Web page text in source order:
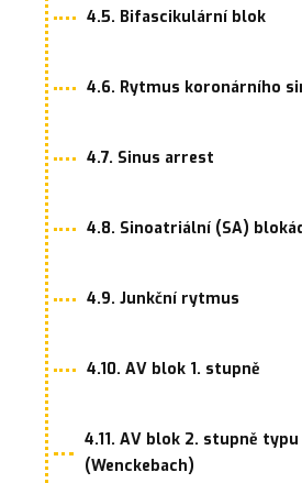
4.5. Bifascikulární blok
4.6. Rytmus koronárního
4.7. Sinus arrest
4.8. Sinoatriální (SA)
4.9. Junkční rytmus
4.10. AV blok 1. stupně
4.11. AV blok 2. stupně
(Wenckebach)